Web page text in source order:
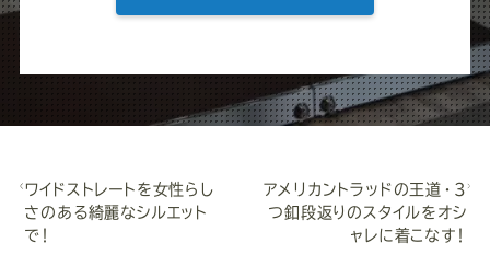
ワイドストレートを女性らし
さのある綺麗なシルエット
で！
アメリカントラッドの王道・3
つ釦段返りのスタイルをオシ
ャレに着こなす！